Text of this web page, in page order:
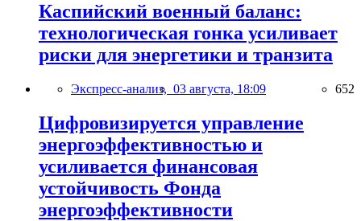
Каспийский военный баланс:
технологическая гонка усиливает
риски для энергетики и транзита
Экспресс-анализ, 03 августа, 18:09 652
Цифровизируется управление
энергоэффективностью и
усиливается финансовая
устойчивость Фонда
энергоэффективности